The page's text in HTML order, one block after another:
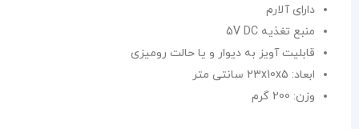
دارای آلارم
منبع تغذیه 5V DC
قابلیت آویز به دیوار و یا حالت رومیزی
ابعاد: 23x10x5 سانتی متر
وزن: 200 گرم